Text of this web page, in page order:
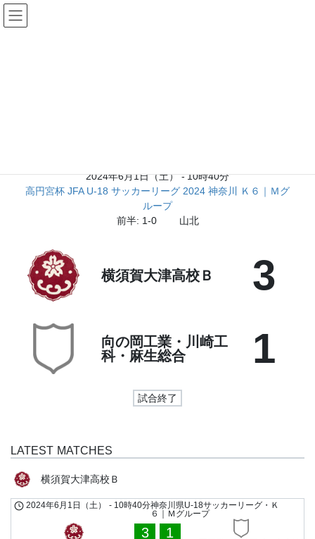
コ
ン
ナ
ビ
2024年6月1日（土） - 10時40分
高円宮杯 JFA U-18 サッカーリーグ 2024 神奈川 Ｋ６｜Ｍグ
ループ
前半: 1-0
山北
横須賀大津高校Ｂ 3
向の岡工業・川崎工
科・麻生総合
1
試合終了
LATEST MATCHES
横須賀大津高校Ｂ
神奈川県U-18サッカーリーグ・Ｋ
６｜Ｍグループ
2024年6月1日（土） - 10時40分
3 1